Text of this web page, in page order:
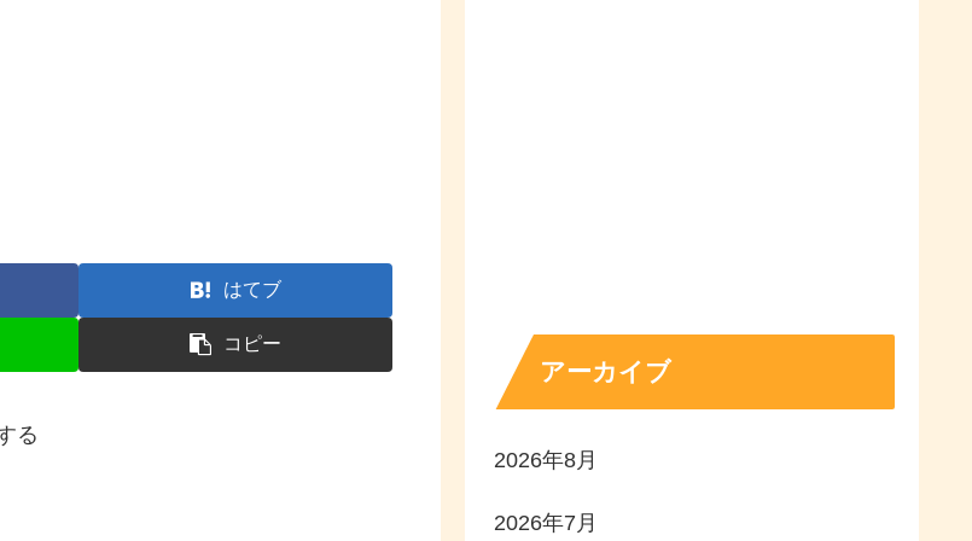
はてブ
コピー
る
アーカイブ
2026年8月
2026年7月